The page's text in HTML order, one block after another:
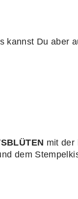
kannst Du aber
mit der
dem